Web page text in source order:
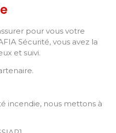
pour vous votre
Sécurité, vous avez la
et suivi.
incendie, nous mettons à